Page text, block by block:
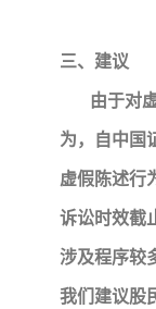
三、建议
由于对虚
为，自中国
虚假陈述行
诉讼时效截
涉及程序较
我们建议股